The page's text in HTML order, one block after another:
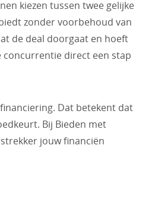
kiezen tussen twee gelijke
zonder voorbehoud van
de deal doorgaat en hoeft
concurrentie direct een stap
Dat betekent dat
Bij Bieden met
jouw financiën